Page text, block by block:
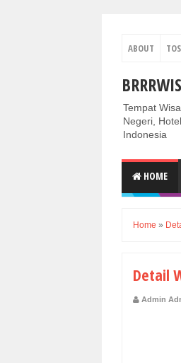
ABOUT TOS
Tempat
Negeri,
Indonesia
HOME
Home »
Detail
Admin